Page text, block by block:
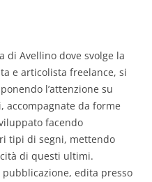
di Avellino dove svolge la
e articolista freelance, si
l’attenzione su
accompagnate da forme
facendo
tipi di segni, mettendo
di questi ultimi.
edita presso